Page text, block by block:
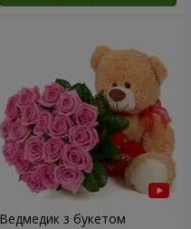
Ведмедик з букетом